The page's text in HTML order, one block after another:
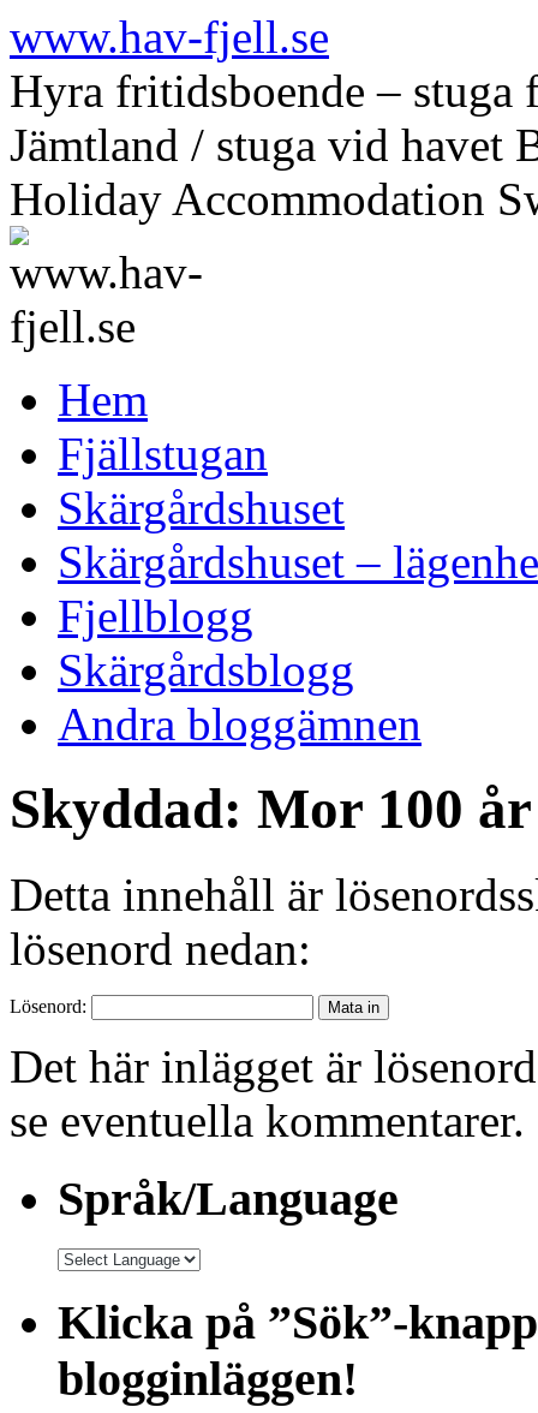
till
innehåll
www.hav-fjell.se
Hyra fritidsboende – stuga
Jämtland / stuga vid havet
Holiday Accommodation
Hem
Fjällstugan
Skärgårdshuset
Skärgårdshuset –
Fjellblogg
Skärgårdsblogg
Andra bloggämnen
Skyddad: Mor 100
Detta innehåll är
lösenord nedan:
Lösenord:
Det här inlägget är
se eventuella kommentarer.
Språk/Language
Klicka på ”Sök”-
blogginläggen!